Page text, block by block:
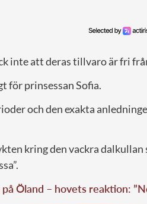
inte att deras tillvaro är fri
för prinsessan Sofia.
och den exakta
kring den vackra dalkullan
Öland – hovets reaktion: